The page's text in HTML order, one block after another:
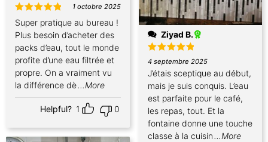
Note
sur 5
1 octobre 2025
Super pratique au bureau !
Plus besoin d’acheter des
packs d’eau, tout le monde
profite d’une eau filtrée et
propre. On a vraiment vu
la différence dè...More
Helpful? 1 0
Ziyad B.
Note5
sur 5
4 septembre 2025
J’étais sceptique au début,
mais je suis conquis. L’eau
est parfaite pour le café,
les repas, tout. Et la
fontaine donne une touche
classe à la cuisin ...More